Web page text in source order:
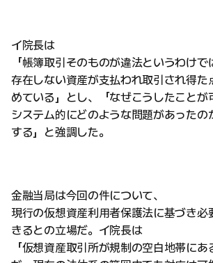
イ院長は
「帳簿取引そのものが違法というわけで
存在しない資産が支払われ取引され得た
めている」とし、「なぜこうしたことが
システム的にどのような問題があったの
する」と強調した。
金融当局は今回の件について、
現行の仮想資産利用者保護法に基づき必
きるとの立場だ。イ院長は
「仮想資産取引所が規制の空白地帯に